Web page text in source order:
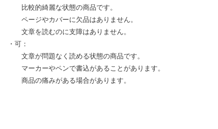
比較的綺麗な状態の商品です。
ページやカバーに欠品はありません。
文章を読むのに支障はありません。
・可：
文章が問題なく読める状態の商品です。
マーカーやペンで書込があることがあります。
商品の痛みがある場合があります。